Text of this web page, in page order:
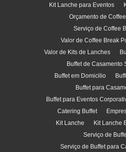
Kit Lanche para Eventos
Orçamento de
Serviço de Coffee
Valor de Coffee Break
Valor de Kits de Lanches
Buffet de Casamento
Buffet em Domicilio
Buffet para
Buffet para Eventos
Catering Buffet
Kit Lanche
Kit Lanche
Serviço de
Serviço de Buffet para